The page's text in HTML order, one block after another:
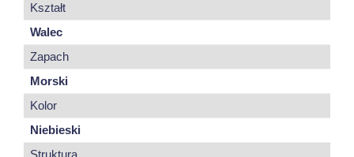
Kształt
Walec
Zapach
Morski
Kolor
Niebieski
Struktura